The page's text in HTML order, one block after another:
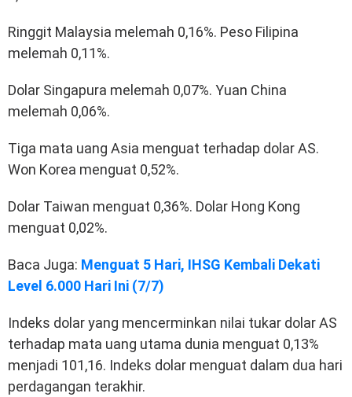
Ringgit Malaysia melemah 0,16%. Peso Filipina
melemah 0,11%.
Dolar Singapura melemah 0,07%. Yuan China
melemah 0,06%.
Tiga mata uang Asia menguat terhadap dolar AS.
Won Korea menguat 0,52%.
Dolar Taiwan menguat 0,36%. Dolar Hong Kong
menguat 0,02%.
Baca Juga: Menguat 5 Hari, IHSG Kembali Dekati
Level 6.000 Hari Ini (7/7)
Indeks dolar yang mencerminkan nilai tukar dolar AS
terhadap mata uang utama dunia menguat 0,13%
menjadi 101,16. Indeks dolar menguat dalam dua hari
perdagangan terakhir.